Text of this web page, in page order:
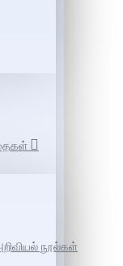
நூல்கள்